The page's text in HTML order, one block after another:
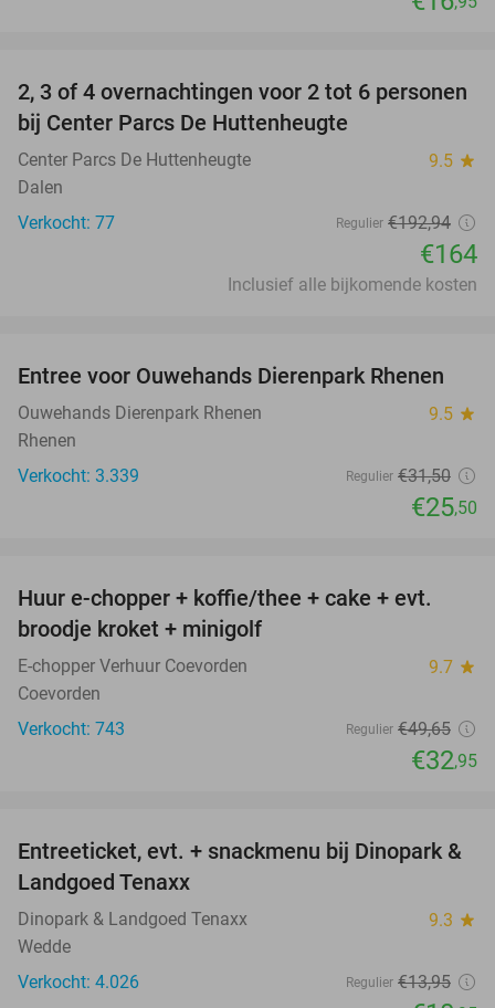
15%
2, 3 of 4 overnachtingen voor 2 tot 6 personen
bij Center Parcs De Huttenheugte
Center Parcs De Huttenheugte 9.5 star
Dalen
Verkocht: 77
Regulier €192,94
€164
Inclusief alle bijkomende kosten
19%
Entree voor Ouwehands Dierenpark Rhenen
Ouwehands Dierenpark Rhenen 9.5 star
Rhenen
Verkocht: 3.339
Regulier €31,50
€25,50
34%
Huur e-chopper + koffie/thee + cake + evt.
broodje kroket + minigolf
E-chopper Verhuur Coevorden 9.7 star
Coevorden
Verkocht: 743
Regulier €49,65
€32,95
22%
Entreeticket, evt. + snackmenu bij Dinopark &
Landgoed Tenaxx
Dinopark & Landgoed Tenaxx 9.3 star
Wedde
Verkocht: 4.026
Regulier €13,95